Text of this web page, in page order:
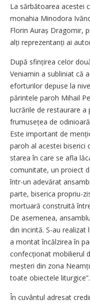
La sărbătoarea acestei
monahia Minodora
Florin Auraș Dragomir,
alți re­pre­zentanți ai
După sfințirea celor
Veniamin a subliniat că
eforturilor depuse la
părintele paroh Mihail
lucrările de restaurare a
frumusețea de
Este important de
paroh al acestei biserici
starea în care se afla
comunitate, un proiect
într-un adevărat
parte, biserica propriu-
mortuară construită
De asemenea,
din incintă. S-au
a montat încălzirea în
confecționat mobilierul
meșteri din zona
toate obiectele liturgice”.
În cuvântul adresat